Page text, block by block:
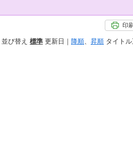
印
並び替え 標準 更新日｜ 降順、 昇順 タイトル